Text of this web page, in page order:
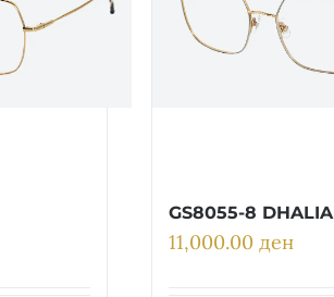
GS8055-8 DHALIA
11,000.00 ден